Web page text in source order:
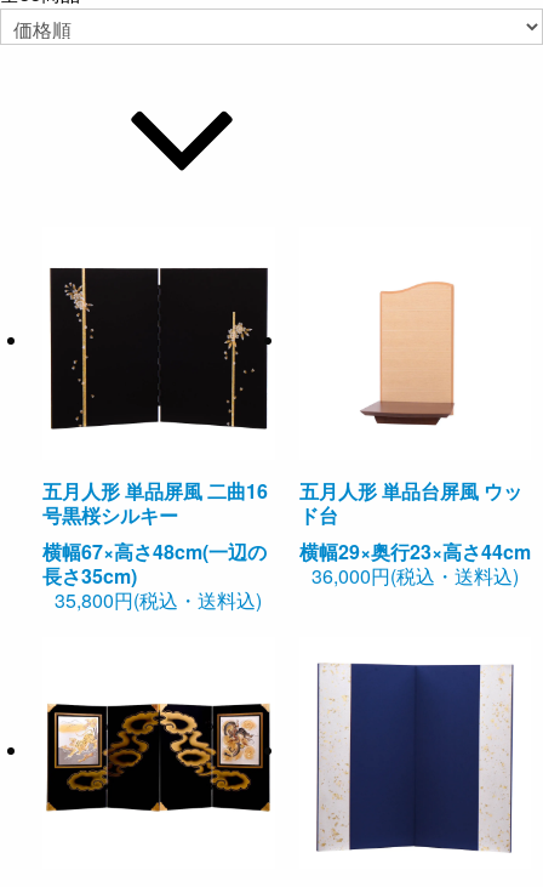
五月人形 単品屏風 二曲16
号黒桜シルキー
横幅67×高さ48cm(一辺の
長さ35cm)
35,800円(税込・送料込)
五月人形 単品台屏風 ウッ
ド台
横幅29×奥行23×高さ44cm
36,000円(税込・送料込)